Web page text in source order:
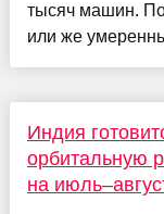
тысяч машин. По
или же
Индия
орбитальную
на